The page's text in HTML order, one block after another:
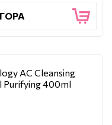
AC Cleansing
Purifying 400ml